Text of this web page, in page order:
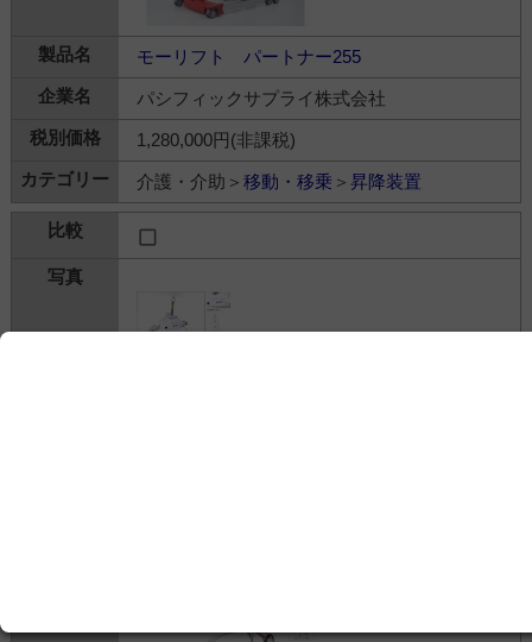
モーリフト パートナー255
パシフィックサプライ株式会社
1,280,000円(非課税)
介護・介助＞ 移動・移乗 ＞ 昇降装置